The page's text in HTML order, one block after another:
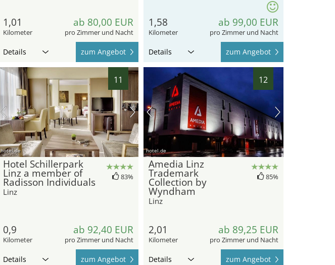
1,01
Kilometer
ab 80,00 EUR
pro Zimmer und Nacht
Details zum Angebot
1,58
Kilometer
ab 99,00 EUR
pro Zimmer und Nacht
Details zum Angebot
11
hotel.de
Hotel Schillerpark
Linz a member of
Radisson Individuals
Linz
83%
0,9
Kilometer
ab 92,40 EUR
pro Zimmer und Nacht
Details zum Angebot
12
hotel.de
Amedia Linz
Trademark
Collection by
Wyndham
Linz
85%
2,01
Kilometer
ab 89,25 EUR
pro Zimmer und Nacht
Details zum Angebot